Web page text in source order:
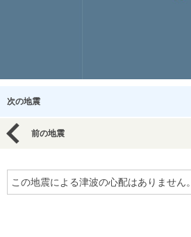
次の地震
前の地震
この地震による津波の心配はありません。